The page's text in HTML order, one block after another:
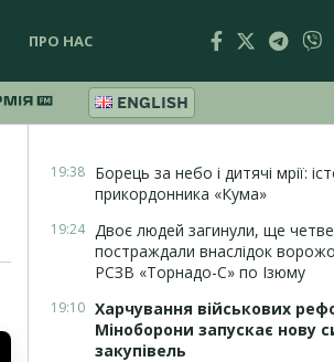
ПРО НАС
ENGLISH
19:38 Борець за небо і дитячі мрії:
прикордонника «Кума»
19:24 Двоє людей загинули, ще
постраждали внаслідок
РСЗВ «Торнадо-С» по Ізюму
19:10 Харчування військових
Міноборони запускає нову
закупівель